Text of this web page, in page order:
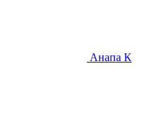
Анапа К